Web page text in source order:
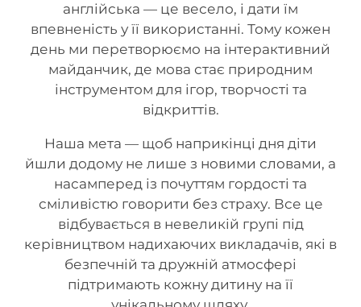
англійська — це весело, і дати їм
впевненість у її використанні. Тому кожен
день ми перетворюємо на інтерактивний
майданчик, де мова стає природним
інструментом для ігор, творчості та
відкриттів.
Наша мета — щоб наприкінці дня діти
йшли додому не лише з новими словами, а
насамперед із почуттям гордості та
сміливістю говорити без страху. Все це
відбувається в невеликій групі під
керівництвом надихаючих викладачів, які в
безпечній та дружній атмосфері
підтримають кожну дитину на її